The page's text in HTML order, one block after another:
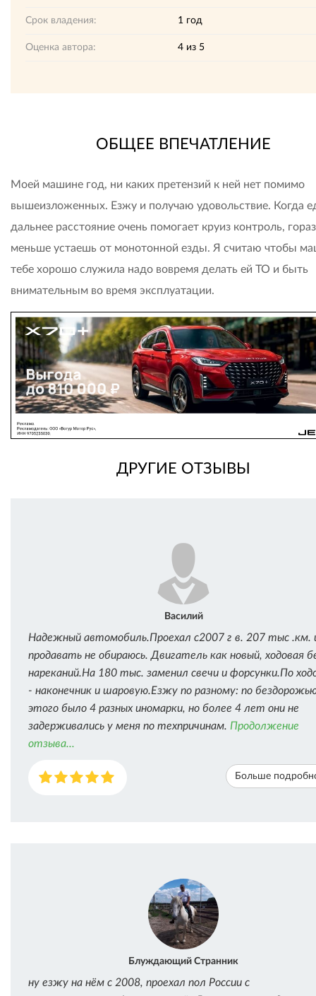
Срок владения: 1 год
Оценка автора: 4из 5
ОБЩЕЕ ВПЕЧАТЛЕНИЕ
Моей машине год, ни каких претензий к ней нет помимо
вышеизложенных. Езжу и получаю удовольствие. Когда
дальнее расстояние очень помогает круиз контроль,
меньше устаешь от монотонной езды. Я считаю чтобы
тебе хорошо служила надо вовремя делать ей ТО и быть
внимательным во время эксплуатации.
ДРУГИЕ ОТЗЫВЫ
Василий
Надежный автомобиль.Проехал с2007 г в. 207 тыс .км.
продавать не обираюсь. Двигатель как новый, ходовая
нареканий.На 180 тыс. заменил свечи и форсунки.По
- наконечник и шаровую.Езжу по разному: по
этого было 4 разных иномарки, но более 4 лет они не
задерживались у меня по техпричинам. Продолжение
отзыва...
Больше
Блуждающий Странник
ну езжу на нём с 2008, проехал пол России с